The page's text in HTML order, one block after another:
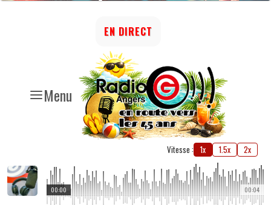
Menu
EN DIRECT
Vitesse : 1x 1.5x 2x
00:04
00:00